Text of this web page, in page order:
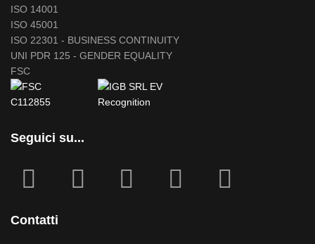
ISO 14001
ISO 45001
ISO 22301 - BUSINESS CONTINUITY
UNI PDR 125 - GENDER EQUALITY
FSC
Seguici su...
square
Contatti